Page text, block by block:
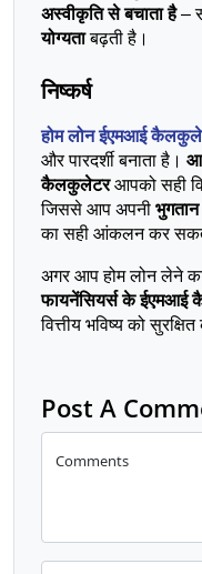
अस्वीकृति से बचाता है –
योग्यता बढ़ती है।
निष्कर्ष
होम लोन ईएमआई
और पारदर्शी बनाता है।
कैलकुलेटर आपको सही
जिससे आप अपनी भुगतान
का सही आंकलन कर
अगर आप होम लोन लेने
फायनेंसियर्स के ईएमआई
वित्तीय भविष्य को
Post A
Comments